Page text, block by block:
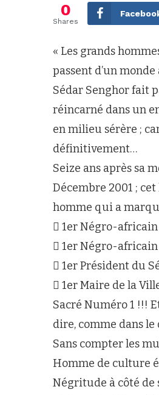
0
Shares
« Les grands
passent d’un monde
Sédar Senghor fait
réincarné dans un
en milieu sérère ;
définitivement…
Seize ans après sa
Décembre 2001 ;
homme qui a
 1er Négro-africain
 1er Négro-africain
 1er Président du
 1er Maire de la
Sacré Numéro 1 !!!
dire, comme dans le
Sans compter les
Homme de culture
Négritude à côté de